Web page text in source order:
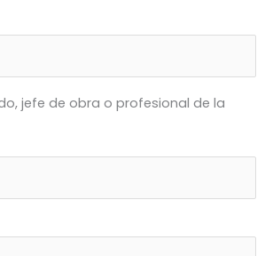
jefe de obra o profesional de la